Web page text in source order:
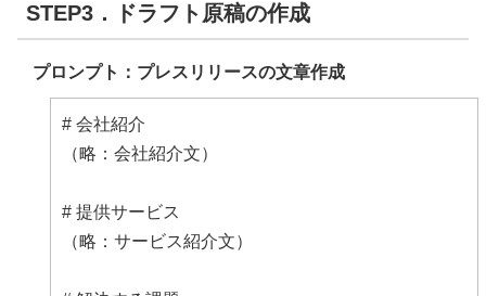
STEP3．ドラフト原稿の作成
プロンプト：プレスリリースの文章作成
# 会社紹介
（略：会社紹介文）
# 提供サービス
（略：サービス紹介文）